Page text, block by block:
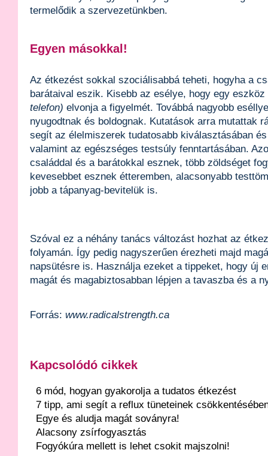
termelődik a szervezetünkben.
Egyen másokkal!
Az étkezést sokkal szociálisabbá teheti, hogyha a
barátaival eszik. Kisebb az esélye, hogy egy eszköz
telefon) elvonja a figyelmét. Továbbá nagyobb
nyugodtnak és boldognak. Kutatások arra mutattak
segít az élelmiszerek tudatosabb kiválasztásában
valamint az egészséges testsúly fenntartásában.
családdal és a barátokkal esznek, több zöldséget
kevesebbet esznek étteremben, alacsonyabb
jobb a tápanyag-bevitelük is.
Szóval ez a néhány tanács változást hozhat az
folyamán. Így pedig nagyszerűen érezheti majd
napsütésre is. Használja ezeket a tippeket, hogy új
magát és magabiztosabban lépjen a tavaszba és a
Forrás: www.radicalstrength.ca
Kapcsolódó cikkek
6 mód, hogyan gyakorolja a tudatos étkezést
7 tipp, ami segít a reflux tüneteinek
Egye és aludja magát soványra!
Alacsony zsírfogyasztás
Fogyókúra mellett is lehet csokit majszolni!